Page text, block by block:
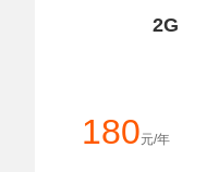
2G
180元/年